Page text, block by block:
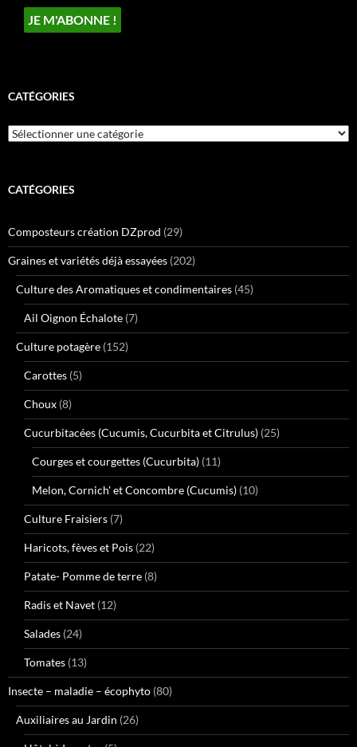
CATÉGORIES
Catégories
CATÉGORIES
Composteurs création DZprod (29)
Graines et variétés déjà essayées (202)
Culture des Aromatiques et condimentaires (45)
Ail Oignon Échalote (7)
Culture potagère (152)
Carottes (5)
Choux (8)
Cucurbitacées (Cucumis, Cucurbita et Citrulus) (25)
Courges et courgettes (Cucurbita) (11)
Melon, Cornich' et Concombre (Cucumis) (10)
Culture Fraisiers (7)
Haricots, fèves et Pois (22)
Patate- Pomme de terre (8)
Radis et Navet (12)
Salades (24)
Tomates (13)
Insecte – maladie – écophyto (80)
Auxiliaires au Jardin (26)